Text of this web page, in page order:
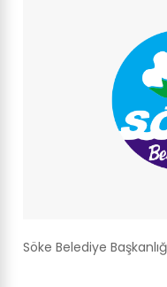
Söke Belediye